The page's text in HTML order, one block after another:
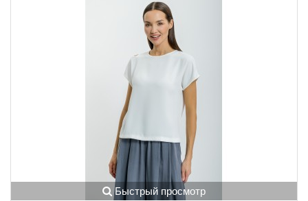
Быстрый просмотр